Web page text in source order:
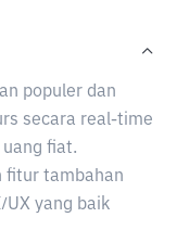
populer dan
secara real-time
fiat.
fitur tambahan
yang baik